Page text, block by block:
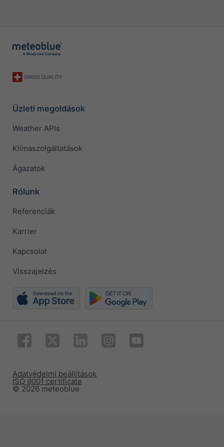
Üzleti megoldások
Weather APIs
Klímaszolgáltatások
Ágazatok
Rólunk
Referenciák
Karrier
Kapcsolat
Visszajelzés
© 2026 meteoblue
ISO 9001 certificate
Adatvédelmi beállítások